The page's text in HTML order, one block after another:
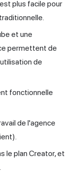
plus facile pour
et une
permettent de
de
fonctionnelle
de l'agence
le plan Creator, et